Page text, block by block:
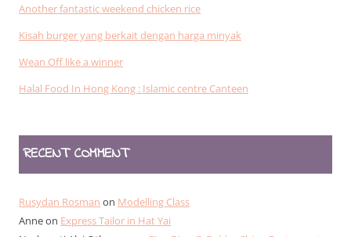
Another fantastic weekend chicken rice
Kisah burger yang berkait dengan harga minyak
Wean Off like a winner
Halal Food In Hong Kong : Islamic centre Canteen
RECENT COMMENT
Rusydan Rosman on Modelling Class
Anneon Express Tailor in Hat Yai